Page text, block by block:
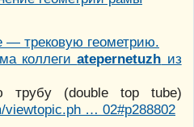
трековую геометрию.
коллегиatepernetuzh из
трубу (double top tube)
viewtopic.ph … 02#p288802